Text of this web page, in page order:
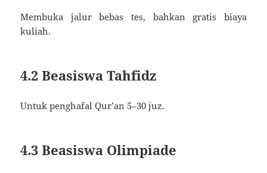
Membuka jalur bebas tes, bahkan gratis biaya
kuliah.
4.2 Beasiswa Tahfidz
Untuk penghafal Qur’an 5–30 juz.
4.3 Beasiswa Olimpiade